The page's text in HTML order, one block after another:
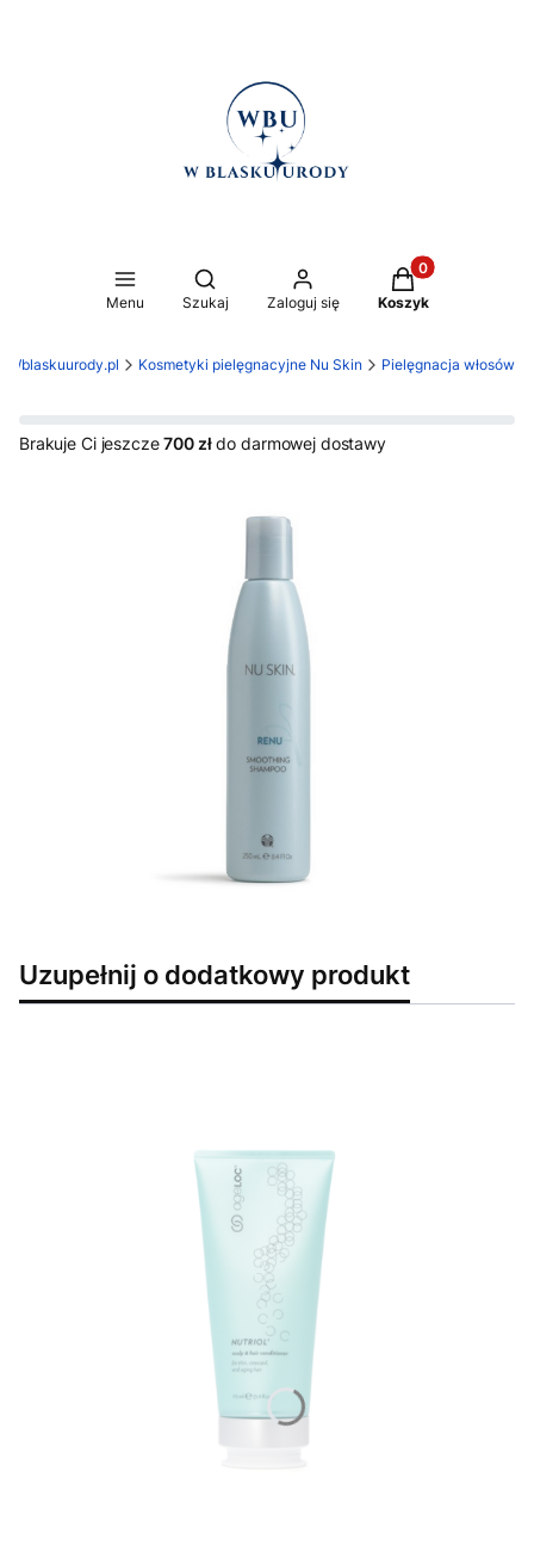
Menu
Otwórz wyszukiwarkę
Szukaj Zaloguj się
Produkty w
Koszyk
Wblaskuurody.pl Kosmetyki pielęgnacyjne Nu Skin Pielęgnacja włosów
Brakuje Ci jeszcze700 złdo darmowej dostawy
Uzupełnij o dodatkowy produkt